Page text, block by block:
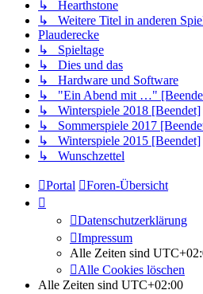
↳ Hearthstone
↳ Weitere Titel in anderen
Plauderecke
↳ Spieltage
↳ Dies und das
↳ Hardware und Software
↳ "Ein Abend mit …"
↳ Winterspiele 2018 [Beendet]
↳ Sommerspiele 2017
↳ Winterspiele 2015 [Beendet]
↳ Wunschzettel
Portal Foren-Übersicht
Datenschutzerklärung
Impressum
Alle Zeiten sind
Alle Cookies löschen
Alle Zeiten sind UTC+02:00